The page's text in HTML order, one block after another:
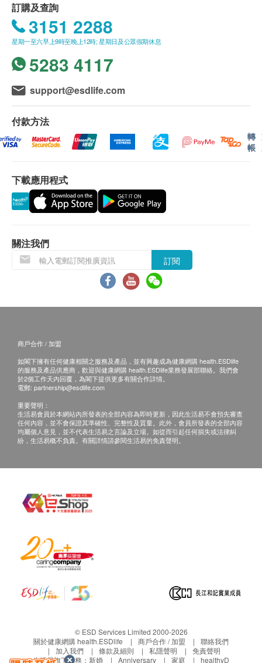
技術規格
水流量: 每分鐘 0.3 公升
濾芯壽命:１ 個月
濾芯品質: 3 支裝
產品尺寸（長x寬x高）: 75×75×115 毫米
原產地: 濾芯: 中國製造
輸入水環境: 輸入水質 市政自來水
入水溫度: 5-38 °C
不同送貨地區設特定送貨時間，由商戶安排，但客
人可任選星期一至六 (赤柱,淺水灣,深水灣,大潭及
西貢只安排星期二,四六送貨。)
不送貨至離島,禁區及指定地區(包括半山馬己仙硤
道, 柯士甸山道, 沙田觀音花園)
額外附加費：如送貨地點需上樓梯（包括住宅外樓
梯）
計算）將收取附加費：$60/層
指定產品樓梯費用:
如送貨地點需入村屋而車輛無法直達（需徒步
入村）將收取額外附加費(現場報價)
送貨安排：
商品會於訂單確認付款後 3-6 個工作天內送出，送
貨時間為星期一至六(公眾假期除外)，上午 9:30 時
至下午 6 時。在正常情況下, 訂單一經確認, 便不接
如商品已到達收貨地址而沒有人簽收或因客戶問題
引致貨品未能送達收貨地點或客戶要求取消訂單或
客戶拒收貨品或需改期送貨，客戶仍需承擔該次送
貨之費用。再次安排送貨服務，顧客必須再支付實
際運費及特別地區附加費用或到指定地點自行提
取。
產品不設同日送貨安裝服務，如客戶需代約安裝服
所有訂單須視乎相關貨品的供應情況再作最後確
將會於送貨或取貨前透過電話, 電郵或WhatsApp通
知閣下另行安排。
退貨安排：
除更換保障情況外，所有已出售的貨品均不可退
後若有價格調整或促銷恕不能退回差價。
只限更換相同型號之產品，一張訂單只可進行一次
退貨。
訂購及查詢
3151 2288
星期一至六早上9時至晚上12時; 星期日及公眾假期休息
5283 4117
support@esdlife.com
付款方法
轉
帳
下載應用程式
關注我們
訂閱
商戶合作 / 加盟
如閣下擁有任何健康相關之服務及產品，並有興趣成為健康網購 health.ESDlife
的服務及產品供應商，歡迎與健康網購 health.ESDlife業務發展部聯絡。我們會
於2個工作天內回覆，為閣下提供更多有關合作詳情。
電郵: partnership@esdlife.com
重要聲明：
生活易會員於本網站內所發表的全部內容為即時更新，因此生活易不會預先審查
任何內容，並不會保證其準確性、完整性及質量。此外，會員所發表的全部內容
均屬個人意見，並不代表生活易之言論及立場。如從而引起任何損失或法律糾
紛，生活易概不負責。有關詳情請參閱生活易的免責聲明。
© ESD Services Limited 2000-2026
關於健康網購 health.ESDlife
商戶合作 / 加盟
聯絡我們
加入我們
條款及細則 私隱聲明
免責聲明
生活易旗下業務： 新婚 Anniversary 家庭 healthyD